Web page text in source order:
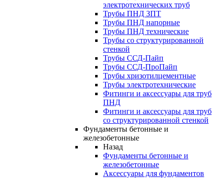
электротехнических труб
Трубы ПНД ЗПТ
Трубы ПНД напорные
Трубы ПНД технические
Трубы со структурированной
стенкой
Трубы ССД-Пайп
Трубы ССД-ПроПайп
Трубы хризотилцементные
Трубы электротехнические
Фитинги и аксессуары для труб
ПНД
Фитинги и аксессуары для труб
со структурированной стенкой
Фундаменты бетонные и
железобетонные
Назад
Фундаменты бетонные и
железобетонные
Аксессуары для фундаментов